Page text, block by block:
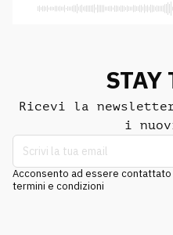
STAY
Ricevi la
i
Acconsento ad essere
termini e condizioni